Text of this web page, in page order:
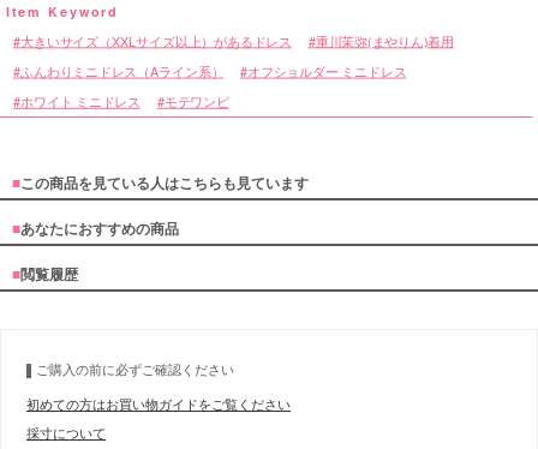
大きいサイズ（XXLサイズ以上）があるドレス 重川茉弥(まやりん)着用
ふんわりミニドレス（Aライン系） オフショルダー ミニドレス
ホワイト ミニドレス モテワンピ
■この商品を見ている人はこちらも見ています
■あなたにおすすめの商品
■閲覧履歴
ご購入の前に必ずご確認ください
初めての方はお買い物ガイドをご覧ください
採寸について